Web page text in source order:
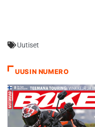
Uutiset
UUSIN NUMERO